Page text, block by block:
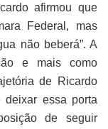
afirmou que
Federal, mas
não beberá”. A
e mais como
de Ricardo
essa porta
de seguir